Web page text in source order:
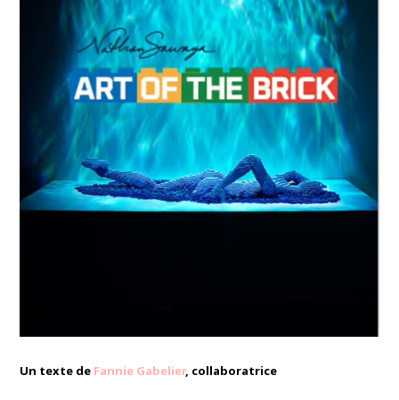
Un texte de Fannie Gabelier, collaboratrice